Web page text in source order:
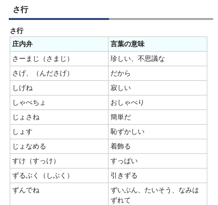
さ行
さ行
庄内弁
言葉の意味
さーまじ（さまじ）
珍しい、不思議な
さげ、（んださげ）
だから
しげね
寂しい
しゃべちょ
おしゃべり
じょさね
簡単だ
しょす
恥ずかしい
じょなめる
着飾る
すけ（すっけ）
すっぱい
ずるぶく（しぶく）
引きずる
ずんでね
ずいぶん、たいそう、なみは
ずれて